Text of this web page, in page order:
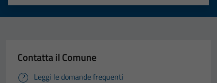
Valuta 5 stelle su 5
Valuta 4 stelle su 5
Valuta 3 stelle su 5
Valuta 2 stelle su 5
Valuta 1 stelle su 5
Contatta il Comune
Leggi le domande frequenti